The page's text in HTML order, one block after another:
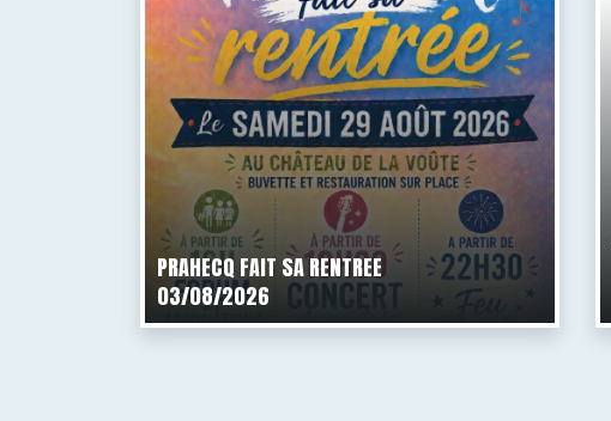
PRAHECQ FAIT SA RENTREE
03/08/2026